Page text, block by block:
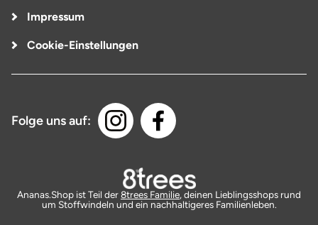
Impressum
Cookie-Einstellungen
Folge uns auf:
Ananas.Shop ist Teil der8trees Familie, deinen Lieblingsshops rund
um Stoffwindeln und ein nachhaltigeres Familienleben.